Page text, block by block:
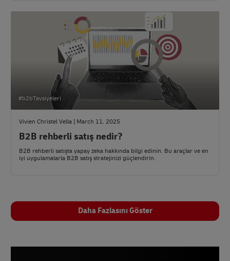
#b2bTavsiyeleri
Vivien Christel Vella | March 11, 2025
B2B rehberli satış nedir?
B2B rehberli satışta yapay zeka hakkında bilgi edinin. Bu araçlar ve en
iyi uygulamalarla B2B satış stratejinizi güçlendirin.
Daha Fazlasını Göster